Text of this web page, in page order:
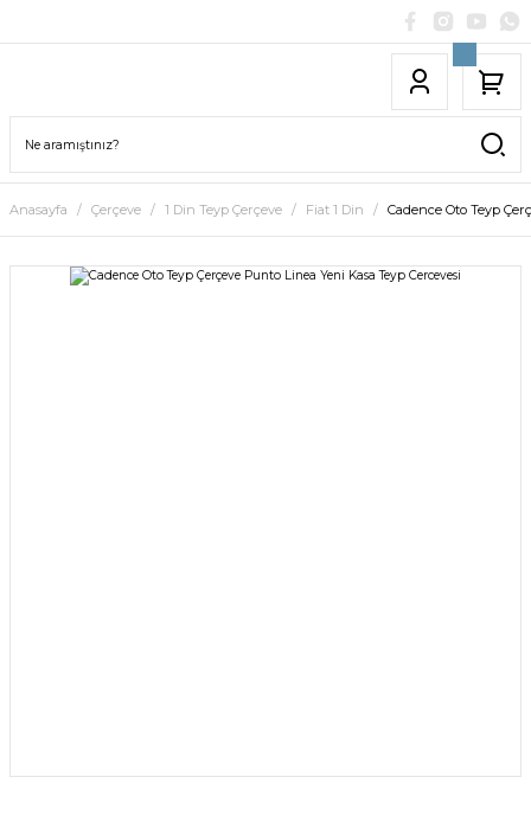
Anasayfa Çerçeve 1 Din Teyp Çerçeve Fiat 1 Din Cadence Oto Teyp